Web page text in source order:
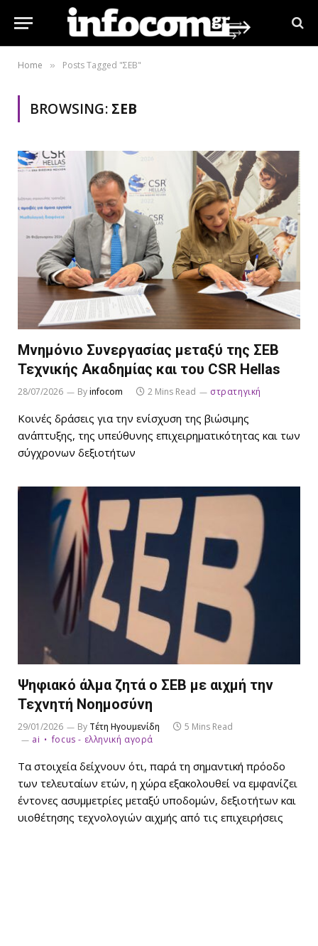
Home » Posts Tagged "ΣΕΒ"
BROWSING: ΣΕΒ
Μνημόνιο Συνεργασίας μεταξύ της ΣΕΒ
Τεχνικής Ακαδημίας και του CSR Hellas
28/07/2026 Byinfocom 2 Mins Read στρατηγική
Κοινές δράσεις για την ενίσχυση της βιώσιμης
ανάπτυξης, της υπεύθυνης επιχειρηματικότητας και των
σύγχρονων δεξιοτήτων
Ψηφιακό άλμα ζητά ο ΣΕΒ με αιχμή την
Τεχνητή Νοημοσύνη
29/01/2026 By Τέτη Ηγουμενίδη
5 Mins Read
ai
focus - ελληνική αγορά
Τα στοιχεία δείχνουν ότι, παρά τη σημαντική πρόοδο
των τελευταίων ετών, η χώρα εξακολουθεί να εμφανίζει
έντονες ασυμμετρίες μεταξύ υποδομών, δεξιοτήτων και
υιοθέτησης τεχνολογιών αιχμής από τις επιχειρήσεις